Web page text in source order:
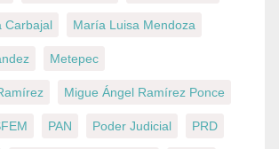
Carbajal María Luisa Mendoza
Metepec
Migue Ángel Ramírez Ponce
PAN Poder Judicial PRD